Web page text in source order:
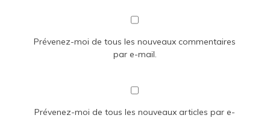
Prévenez-moi de tous les nouveaux commentaires
par e-mail.
Prévenez-moi de tous les nouveaux articles par e-